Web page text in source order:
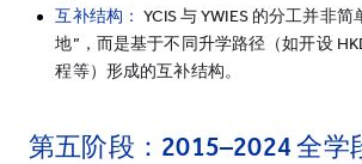
互补结构： YCIS 与 YWIES 的分工并非简
地”，而是基于不同升学路径（如开设
程等）形成的互补结构。
第五阶段： 2015–2024全学